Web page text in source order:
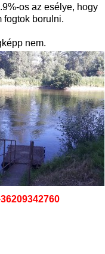
os az esélye, hogy
fogtok borulni.
nem.